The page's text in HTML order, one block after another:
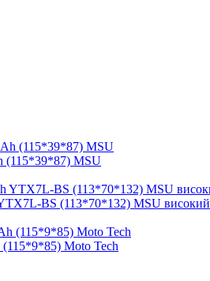
(115*39*87) MSU
BS (113*70*132) MSU високий
(115*9*85) Moto Tech